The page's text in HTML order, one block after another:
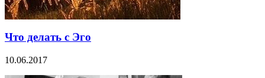
Что делать с Эго
10.06.2017